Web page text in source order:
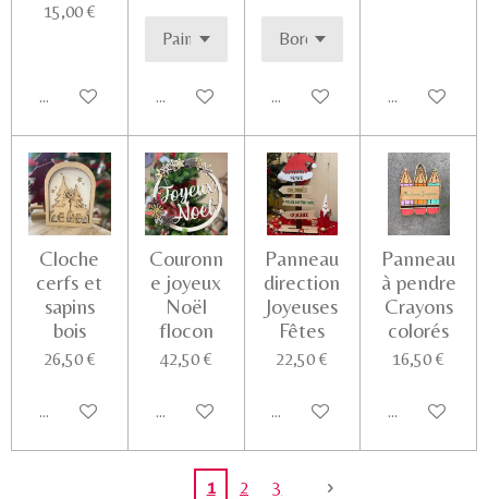
15,00 €
Ajouter au panierVoir les détails Voir les détails Voir les
Cloche
cerfs et
sapins
bois
26,50 €
Ajouter au panier
Couronn
e joyeux
Noël
flocon
42,50 €
Ajouter au panier
Panneau
direction
Joyeuses
Fêtes
22,50 €
Ajouter au panier
Panneau
à pendre
Crayons
colorés
16,50 €
Voir les
1 2
3